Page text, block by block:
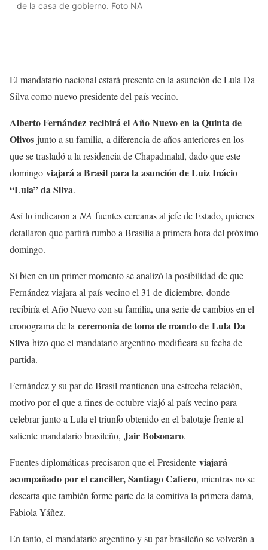
de la casa de gobierno. Foto NA
El mandatario nacional estará presente en la asunción de Lula Da
Silva como nuevo presidente del país vecino.
Alberto Fernández recibirá el Año Nuevo en la Quinta de
Olivos junto a su familia, a diferencia de años anteriores en los
que se trasladó a la residencia de Chapadmalal, dado que este
domingo viajará a Brasil para la asunción de Luiz Inácio
“Lula” da Silva.
Así lo indicaron a NA fuentes cercanas al jefe de Estado, quienes
detallaron que partirá rumbo a Brasilia a primera hora del próximo
domingo.
Si bien en un primer momento se analizó la posibilidad de que
Fernández viajara al país vecino el 31 de diciembre, donde
recibiría el Año Nuevo con su familia, una serie de cambios en el
cronograma de la ceremonia de toma de mando de Lula Da
Silva hizo que el mandatario argentino modificara su fecha de
partida.
Fernández y su par de Brasil mantienen una estrecha relación,
motivo por el que a fines de octubre viajó al país vecino para
celebrar junto a Lula el triunfo obtenido en el balotaje frente al
saliente mandatario brasileño, Jair Bolsonaro.
Fuentes diplomáticas precisaron que el Presidente viajará
acompañado por el canciller, Santiago Cafiero, mientras no se
descarta que también forme parte de la comitiva la primera dama,
Fabiola Yáñez.
En tanto, el mandatario argentino y su par brasileño se volverán a